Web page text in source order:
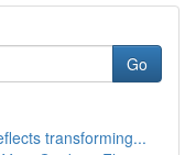
Go
transforming...